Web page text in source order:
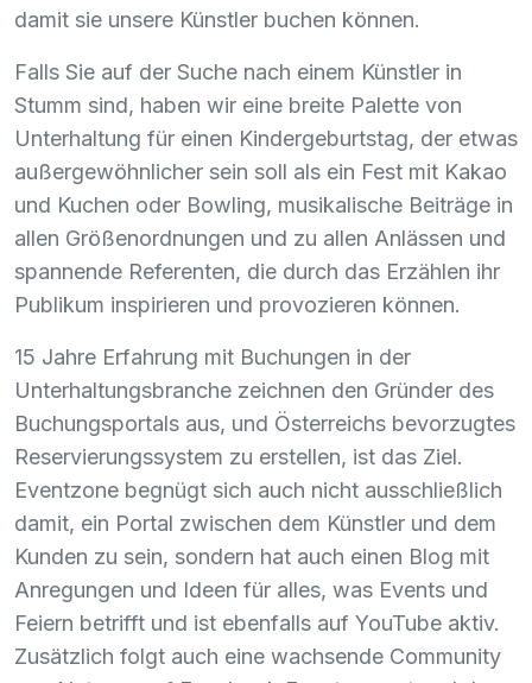
damit sie unsere Künstler buchen können.
Falls Sie auf der Suche nach einem Künstler in
Stumm sind, haben wir eine breite Palette von
Unterhaltung für einen Kindergeburtstag, der etwas
außergewöhnlicher sein soll als ein Fest mit Kakao
und Kuchen oder Bowling, musikalische Beiträge in
allen Größenordnungen und zu allen Anlässen und
spannende Referenten, die durch das Erzählen ihr
Publikum inspirieren und provozieren können.
15 Jahre Erfahrung mit Buchungen in der
Unterhaltungsbranche zeichnen den Gründer des
Buchungsportals aus, und Österreichs bevorzugtes
Reservierungssystem zu erstellen, ist das Ziel.
Eventzone begnügt sich auch nicht ausschließlich
damit, ein Portal zwischen dem Künstler und dem
Kunden zu sein, sondern hat auch einen Blog mit
Anregungen und Ideen für alles, was Events und
Feiern betrifft und ist ebenfalls auf YouTube aktiv.
Zusätzlich folgt auch eine wachsende Community